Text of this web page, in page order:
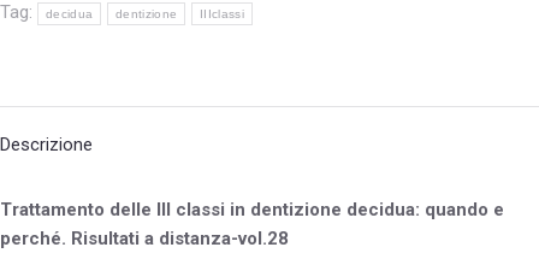
Tag:
decidua dentizione IIIclassi
Descrizione
Trattamento delle III classi in dentizione decidua: quando e
perché. Risultati a distanza-vol.28